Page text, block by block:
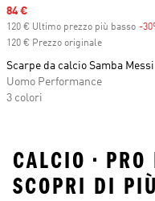
Sale price
84 €
120 € Ultimo prezzo più basso -
120 € Prezzo originale
Scarpe da calcio Samba Messi
Uomo Performance
3 colori
CALCIO • PRO
SCOPRI DI PIÙ